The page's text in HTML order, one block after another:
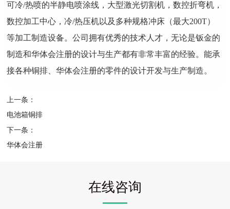
可冷/热喷的半静电喷涂线，大型激光切割机，数控折弯机，
数控加工中心，冷/热压机以及多种规格冲床（最大200T）
等加工制造设备。公司拥有优秀的技术人才，无论是钣金的
制造和华体会注册的设计与生产都有非常丰富的经验。能承
接各种铜排、华体会注册的零件的设计开发与生产制造。
上一条：
电池箱铜排
下一条：
华体会注册
在线咨询